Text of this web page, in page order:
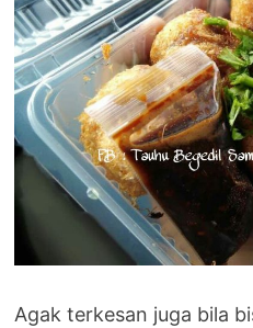
Agak terkesan juga bila